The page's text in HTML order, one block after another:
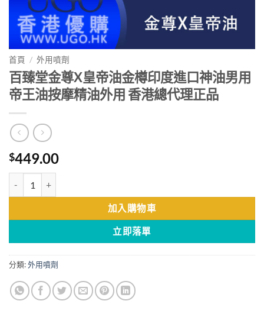
首頁 / 外用噴劑
百臻堂金尊X皇帝油金樽印度進口神油男用
帝王油按摩精油外用 香港總代理正品
$449.00
加入購物車
立即落單
分類:外用噴劑